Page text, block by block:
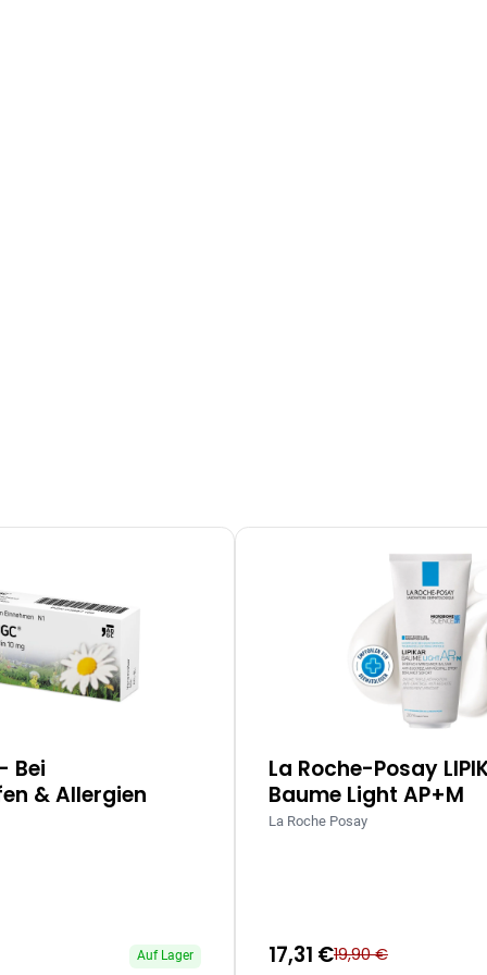
Bei
& Allergien
Auf Lager
La Roche-Posay
Baume Light AP+M
La Roche Posay
17,31 €19,90 €